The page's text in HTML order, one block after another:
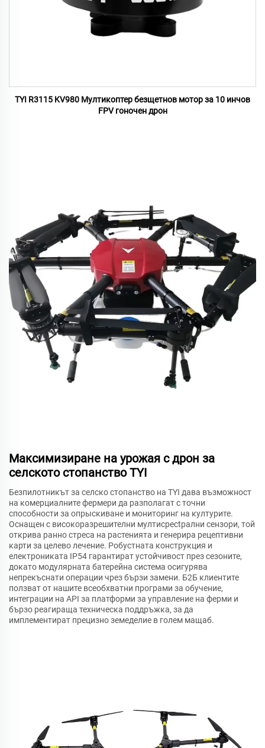
TYI R3115 KV980 Мултикоптер безщетнов мотор за 10 инчов
FPV гоночен дрон
Максимизиране на урожая с дрон за
селското стопанство TYI
Безпилотникът за селско стопанство на TYI дава възможност
на комерциалните фермери да разполагат с точни
способности за опрыскиване и мониторинг на културите.
Оснащен с високоразрешителни мултисpectрални сензори, той
открива ранно стреса на растенията и генерира рецептивни
карти за целево лечение. Робустната конструкция и
електрониката IP54 гарантират устойчивост през сезоните,
докато модулярната батерейна система осигурява
непрекъснати операции чрез бързи замени. Б2Б клиентите
ползват от нашите всеобхватни програми за обучение,
интеграции на API за платформи за управление на ферми и
бързо реагираща техническа поддръжка, за да
имплементират прецизно земеделие в голем мащаб.